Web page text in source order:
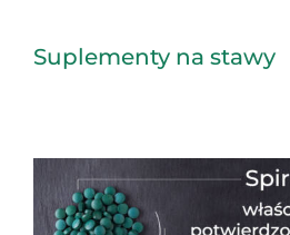
Suplementy na stawy